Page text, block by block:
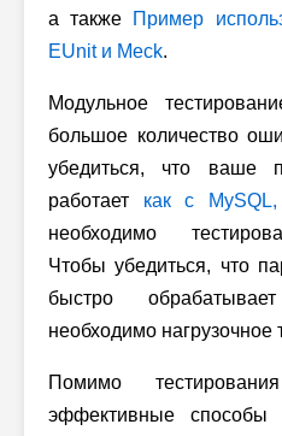
а также Пример
EUnit и Meck.
Модульное
большое количество
убедиться, что ваше
работает как с
необходимо
Чтобы убедиться, что
быстро
необходимо нагрузочное
Помимо
эффективные способы